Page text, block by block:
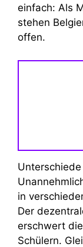
einfach: Als
stehen
offen.
in
Der
erschwert
Schülern.